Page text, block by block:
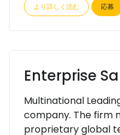
より詳しく読む 応募
Enterprise
Multinational
company. The firm
proprietary global